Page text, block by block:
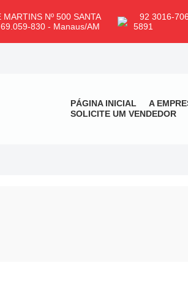
MARTINS Nº 500 SANTA
830 - Manaus/AM
92 3016-
5891
PÁGINA INICIAL
A
SOLICITE UM VENDEDOR